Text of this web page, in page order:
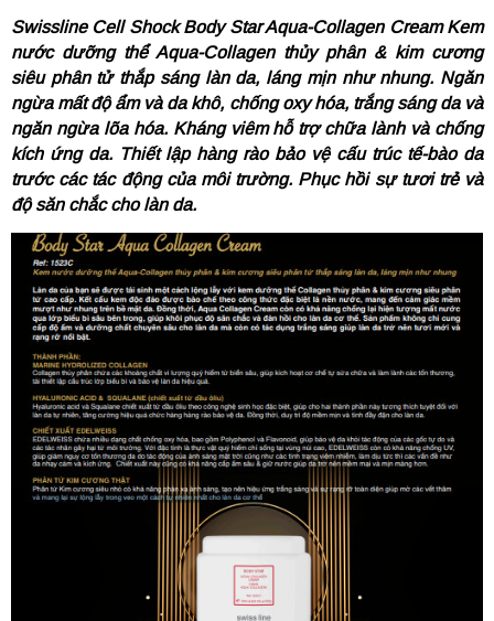
Swissline Cell Shock Body Star Aqua-Collagen Cream Kem
nước dưỡng thể Aqua-Collagen thủy phân & kim cương
siêu phân tử thắp sáng làn da, láng mịn như nhung. Ngăn
ngừa mất độ ẩm và da khô, chống oxy hóa, trắng sáng da và
ngăn ngừa lõa hóa. Kháng viêm hỗ trợ chữa lành và chống
kích ứng da. Thiết lập hàng rào bảo vệ cấu trúc tế-bào da
trước các tác động của môi trường. Phục hồi sự tươi trẻ và
độ săn chắc cho làn da.